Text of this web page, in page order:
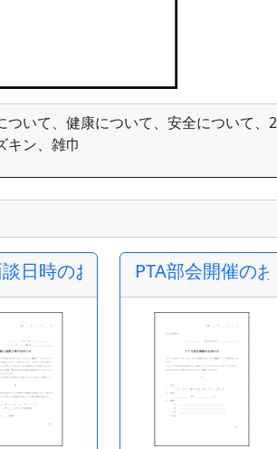
いて、健康について、安全について、2
キン、雑巾
日時のお知らせPTA部会開催の